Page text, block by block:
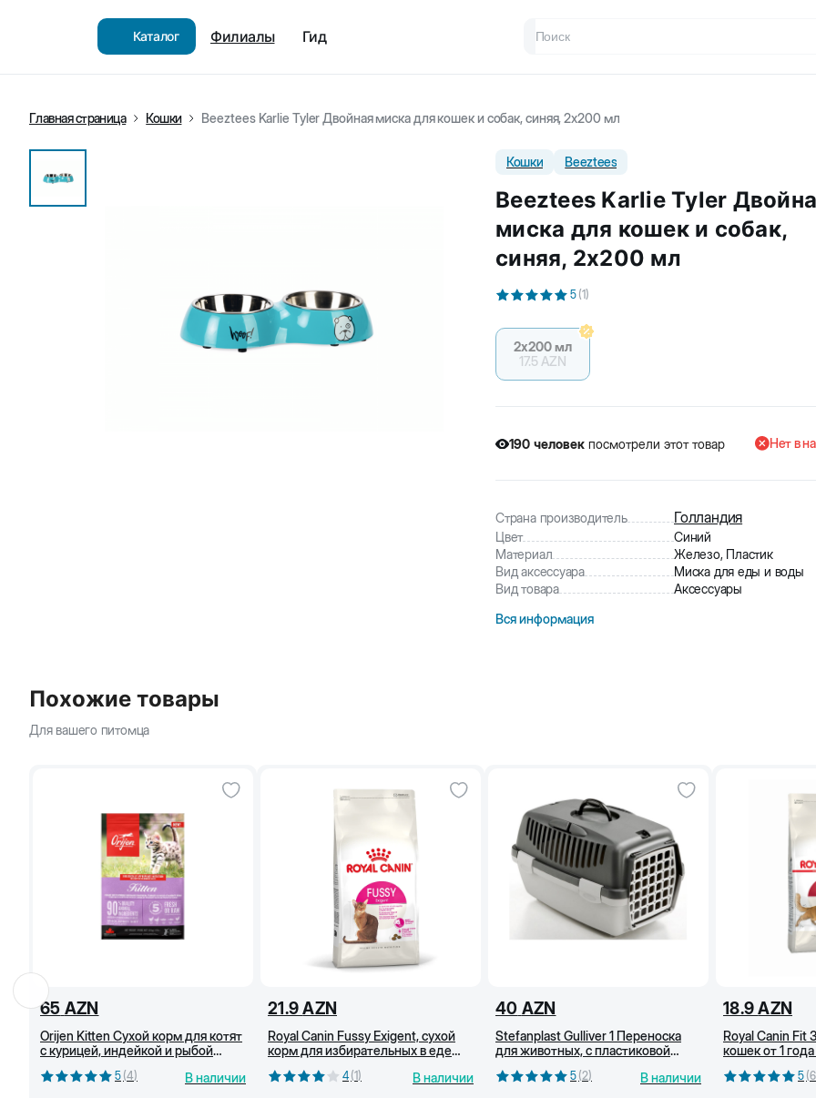
Каталог Филиалы Гид
Главная страница Кошки Beeztees Karlie Tyler Двойная миска для кошек и собак, синяя, 2x200 мл
Кошки Beeztees
Beeztees Karlie Tyler
миска для кошек и собак,
синяя, 2x200 мл
5 (1)
190 человек посмотрели этот товар
Нет в
2х200 мл
17.5 AZN
Страна производитель Голландия
Цвет
Синий
Материал
Железо, Пластик
Вид аксессуара
Миска для еды и воды
Вид товара
Аксессуары
Вся информация
Похожие товары
Для вашего питомца
65 AZN
Orijen Kitten Сухой корм для котят
с курицей, индейкой и рыбой
5 (4) В наличии
21.9 AZN
Royal Canin Fussy Exigent, сухой
корм для избирательных в еде
4 (1) В наличии
40 AZN
Stefanplast Gulliver 1 Переноска
для животных, c пластиковой
5 (2) В наличии
18.9 AZN
Royal Canin Fit
кошек от 1 года
5 (6